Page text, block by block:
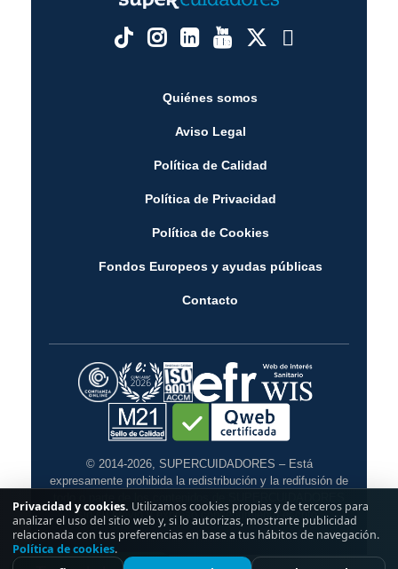
Privacidad y cookies. Utilizamos cookies propias y de terceros para
analizar el uso del sitio web y, si lo autorizas, mostrarte publicidad
relacionada con tus preferencias en base a tus hábitos de navegación.
Política de cookies.
Quiénes somos
Aviso Legal
Política de Calidad
Política de Privacidad
Política de Cookies
Fondos Europeos y ayudas públicas
Contacto
© 2014-2026, SUPERCUIDADORES – Está
expresamente prohibida la redistribución y la redifusión de
sin su previo y expreso consentimiento escrito.